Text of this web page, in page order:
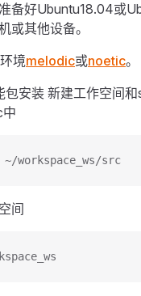
备好Ubuntu18.04或
或其他设备。
境melodic或noetic。
包安装 新建工作空间
workspace_ws/src
间